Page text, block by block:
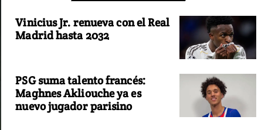
Vinicius Jr. renueva con el Real
Madrid hasta 2032
PSG suma talento francés:
Maghnes Akliouche ya es
nuevo jugador parisino